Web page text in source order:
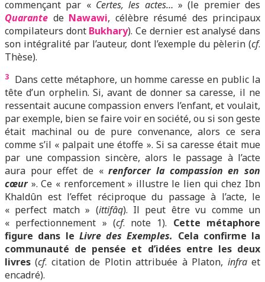
commençant par « Certes, les actes… » (le premier des
Quarante de Nawawi, célèbre résumé des principaux
compilateurs dont Bukhary). Ce dernier est analysé dans
son intégralité par l’auteur, dont l’exemple du pèlerin (cf.
Thèse).
3
Dans cette métaphore, un homme caresse en public la
tête d’un orphelin. Si, avant de donner sa caresse, il ne
ressentait aucune compassion envers l’enfant, et voulait,
par exemple, bien se faire voir en société, ou si son geste
était machinal ou de pure convenance, alors ce sera
comme s’il « palpait une étoffe ». Si sa caresse était mue
par une compassion sincère, alors le passage à l’acte
aura pour effet de «renforcer la compassion en son
cœur». Ce « renforcement » illustre le lien qui chez Ibn
Khaldûn est l’effet réciproque du passage à l’acte, le
« perfect match » (ittifâq). Il peut être vu comme un
« perfectionnement » (cf. note 1). Cette métaphore
figure dans le Livre des Exemples. Cela confirme la
communauté de pensée et d’idées entre les deux
livres (cf. citation de Plotin attribuée à Platon, infraet
encadré).